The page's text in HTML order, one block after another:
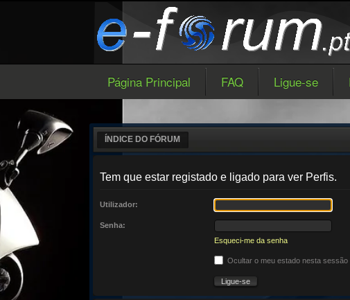
Página Principal FAQ Ligue-se
ÍNDICE DO FÓRUM
Tem que estar registado e ligado para ver Perfis.
Utilizador:
Senha:
Esqueci-me da senha
Ocultar o meu estado nesta sessão